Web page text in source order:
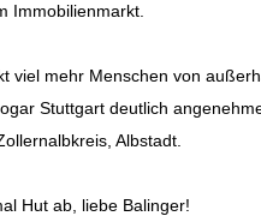
Immobilienmarkt.
viel mehr Menschen von
Stuttgart deutlich
Albstadt.
Hut ab, liebe Balinger!